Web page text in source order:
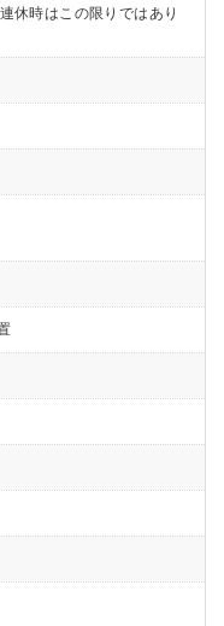
休時はこの限りではあり